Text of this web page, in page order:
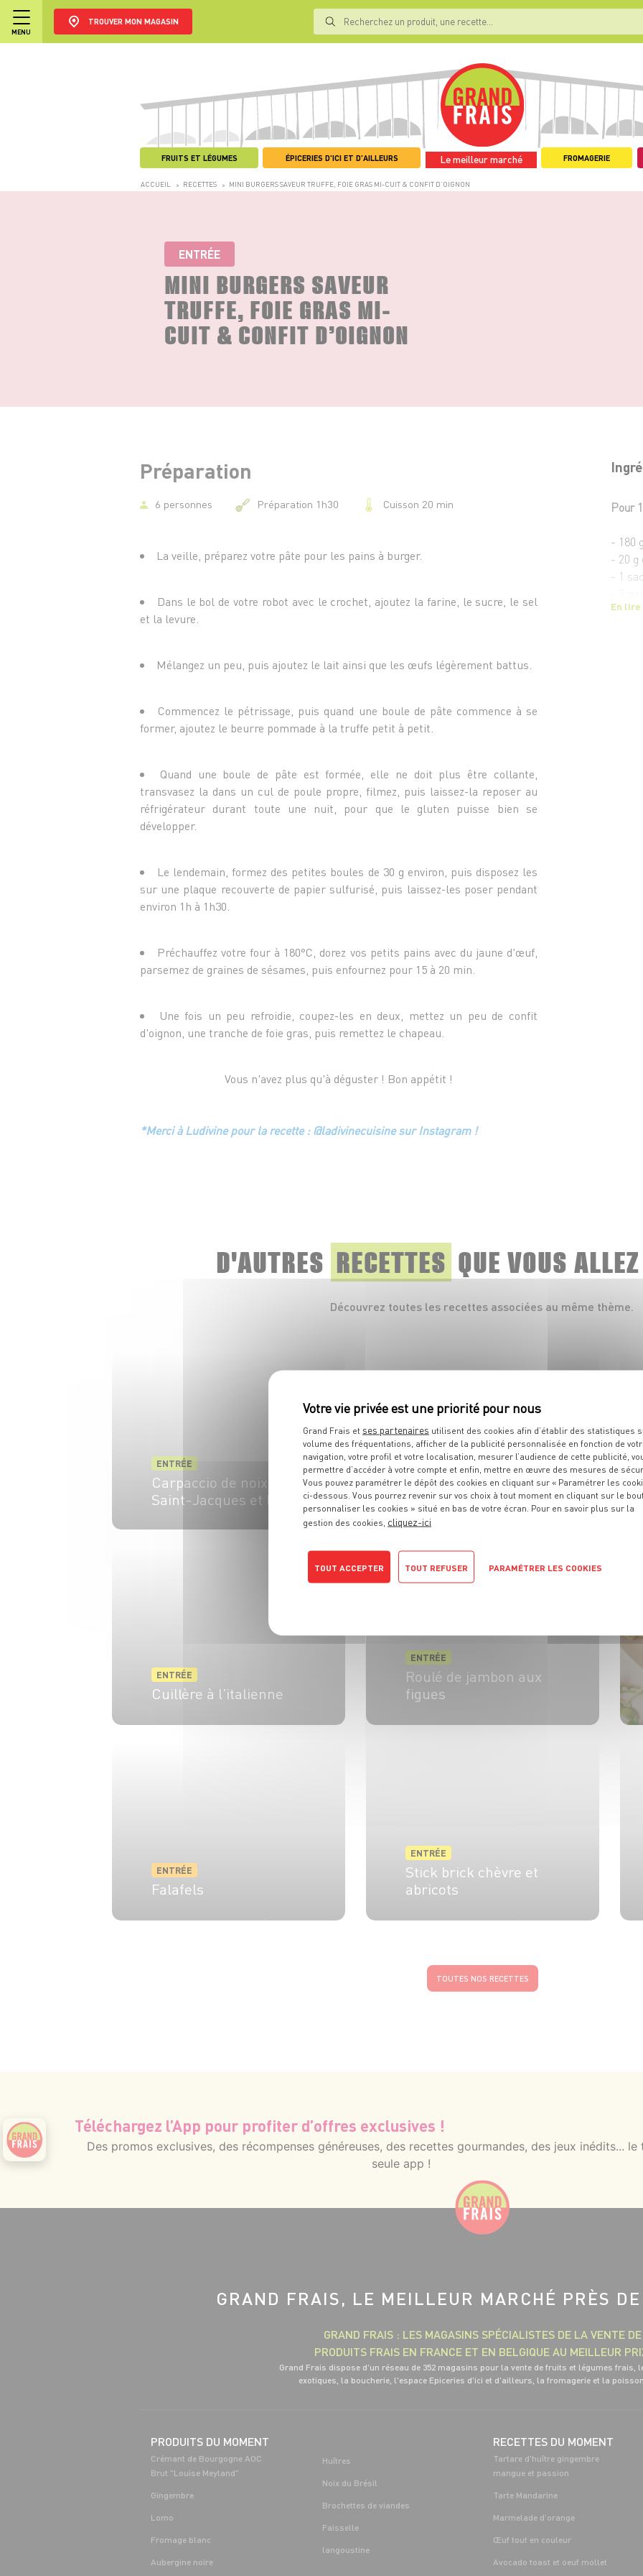
MENU
TROUVER MON MAGASIN
FRUITS ET LÉGUMES ÉPICERIES D'ICI ET D'AILLEURS Le meilleur marché FROMAGERIE
ACCUEIL > RECETTES > MINI BURGERS SAVEUR TRUFFE, FOIE GRAS MI-CUIT & CONFIT D’OIGNON
ENTRÉE
MINI BURGERS SAVEUR
TRUFFE, FOIE GRAS MI-
CUIT & CONFIT D’OIGNON
Pour
- 180
- 20 g
- 1
- 10 g
En
Préparation
6 personnes Préparation 1h30 Cuisson 20 min
La veille, préparez votre pâte pour les pains à burger.
Dans le bol de votre robot avec le crochet, ajoutez la farine, le sucre, le sel
et la levure.
Mélangez un peu, puis ajoutez le lait ainsi que les œufs légèrement battus.
Commencez le pétrissage, puis quand une boule de pâte commence à se
former, ajoutez le beurre pommade à la truffe petit à petit.
Quand une boule de pâte est formée, elle ne doit plus être collante,
transvasez la dans un cul de poule propre, filmez, puis laissez-la reposer au
réfrigérateur durant toute une nuit, pour que le gluten puisse bien se
développer.
Le lendemain, formez des petites boules de 30 g environ, puis disposez les
sur une plaque recouverte de papier sulfurisé, puis laissez-les poser pendant
environ 1h à 1h30.
Préchauffez votre four à 180°C, dorez vos petits pains avec du jaune d'œuf,
parsemez de graines de sésames, puis enfournez pour 15 à 20 min.
Une fois un peu refroidie, coupez-les en deux, mettez un peu de confit
d'oignon, une tranche de foie gras, puis remettez le chapeau.
Vous n'avez plus qu'à déguster ! Bon appétit !
*Merci à Ludivine pour la recette : @ladivinecuisine sur Instagram !
D'AUTRES RECETTES QUE VOUS
Découvrez toutes les recettes associées au même thème.
ENTRÉE
Carpaccio de noix de
Saint-Jacques et litchi
ENTRÉE
Crème de cèpes
ENTRÉE
Cuillère à l'italienne
ENTRÉE
Roulé de jambon aux
figues
ENTRÉE
Falafels
ENTRÉE
Stick brick chèvre et
abricots
TOUTES NOS RECETTES
Téléchargez l’App pour profiter d’offres exclusives !
Des promos exclusives, des récompenses généreuses, des recettes gourmandes, des jeux inédits... le
seule app !
GRAND FRAIS, LE MEILLEUR MARCHÉ PRÈS DE
GRAND FRAIS : LES MAGASINS SPÉCIALISTES DE LA VENTE DE
PRODUITS FRAIS EN FRANCE ET EN BELGIQUE AU MEILLEUR
Grand Frais dispose d'un réseau de 352 magasins pour la vente de fruits et légumes frais,
exotiques, la boucherie, l'espace Epiceries d'ici et d'ailleurs, la fromagerie et la
PRODUITS DU MOMENT
Crémant de Bourgogne AOC
Brut "Louise Meyland"
Gingembre
Lomo
Fromage blanc
Aubergine noire
Huîtres
Noix du Brésil
Brochettes de viandes
Faisselle
langoustine
RECETTES DU MOMENT
Tartare d'huître gingembre
mangue et passion
Tarte Mandarine
Marmelade d’orange
Œuf tout en couleur
Avocado toast et oeuf mollet
Grand Frais et ses partenaires utilisent des cookies afin d’établir des statistiques
volume des fréquentations, afficher de la publicité personnalisée en fonction de
navigation, votre profil et votre localisation, mesurer l’audience de cette publicité,
permettre d’accéder à votre compte et enfin, mettre en œuvre des mesures de
Vous pouvez paramétrer le dépôt des cookies en cliquant sur « Paramétrer les
ci-dessous. Vous pourrez revenir sur vos choix à tout moment en cliquant sur le
personnaliser les cookies » situé en bas de votre écran. Pour en savoir plus sur la
gestion des cookies, cliquez-ici
TOUT ACCEPTER TOUT REFUSER PARAMÉTRER LES COOKIES